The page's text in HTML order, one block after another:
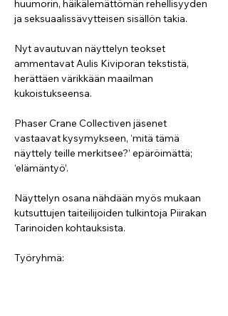
huumorin, häikälemättömän rehellisyyden
ja seksuaalissävytteisen sisällön takia.
Nyt avautuvan näyttelyn teokset
ammentavat Aulis Kiviporan tekstistä,
herättäen värikkään maailman
kukoistukseensa.
Phaser Crane Collectiven jäsenet
vastaavat kysymykseen, ‘mitä tämä
näyttely teille merkitsee?’ epäröimättä;
‘elämäntyö’.
Näyttelyn osana nähdään myös mukaan
kutsuttujen taiteilijoiden tulkintoja Piirakan
Tarinoiden kohtauksista.
Työryhmä: